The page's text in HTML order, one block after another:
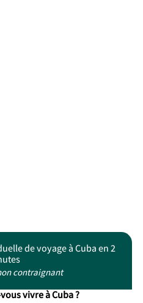
de voyage à Cuba en 2
contraignant
vivre à Cuba ?